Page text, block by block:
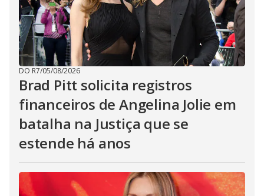
DO R7/05/08/2026
Brad Pitt solicita registros
financeiros de Angelina Jolie em
batalha na Justiça que se
estende há anos